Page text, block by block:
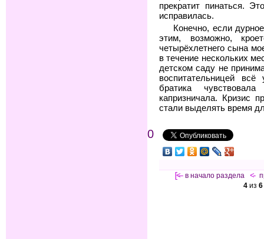
прекратит пинаться.
исправилась.
Конечно, если
этим, возможно,
четырёхлетнего сына
в течение нескольких
детском саду не
воспитательницей
братика
капризничала. Кризис
стали выделять время
0
[<— в начало раздела <-
4из 6